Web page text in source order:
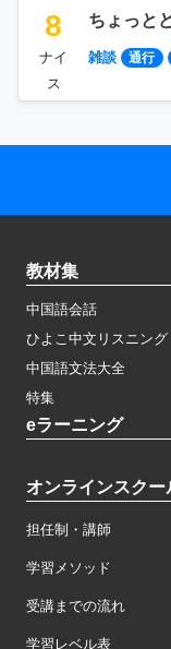
8
ナイ
ス
ちょっと
雑談 通行
教材集
中国語会話
ひよこ中文リスニング
中国語文法大全
特集
eラーニング
オンラインスクー
担任制・講師
学習メソッド
受講までの流れ
学習レベル表